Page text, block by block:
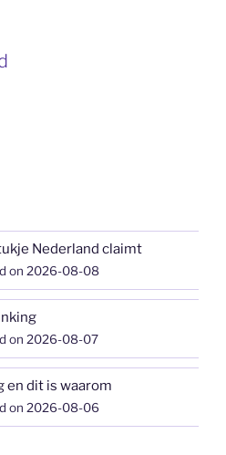
Nederland claimt
on 2026-08-08
on 2026-08-07
en dit is waarom
on 2026-08-06